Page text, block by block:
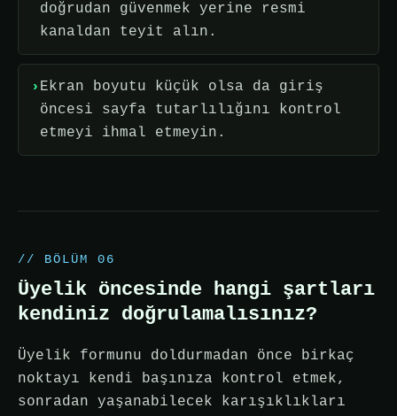
doğrudan güvenmek yerine resmi
kanaldan teyit alın.
Ekran boyutu küçük olsa da giriş
öncesi sayfa tutarlılığını kontrol
etmeyi ihmal etmeyin.
// BÖLÜM 06
Üyelik öncesinde hangi şartları
kendiniz doğrulamalısınız?
Üyelik formunu doldurmadan önce birkaç
noktayı kendi başınıza kontrol etmek,
sonradan yaşanabilecek karışıklıkları